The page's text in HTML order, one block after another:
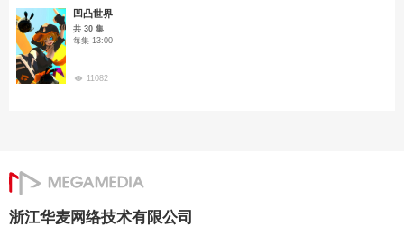
凹凸世界
共 30 集
每集 13:00
11082
浙江华麦网络技术有限公司